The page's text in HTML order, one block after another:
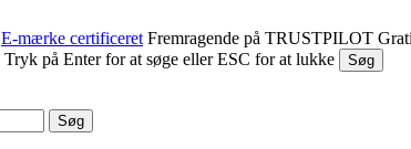
E-mærke certificeret Fremragende på TRUSTPILOT
Tryk på Enter for at søge eller ESC for at lukke
Søg
Søg